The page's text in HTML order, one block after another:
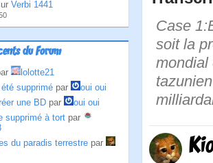
Verbi 1441
du Forum
lolotte21
supprimé par
oui oui
une BD par
oui oui
supprimé à tort par
du paradis terrestre par
Case
soit la
mondial